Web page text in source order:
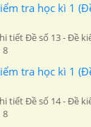
tra học kì 1
tiết Đề số 13 - Đề
8
tra học kì 1
tiết Đề số 14 - Đề
8